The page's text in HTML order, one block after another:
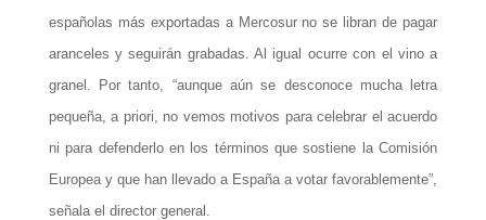
españolas más exportadas a Mercosur no se libran de pagar
aranceles y seguirán grabadas. Al igual ocurre con el vino a
granel. Por tanto, “aunque aún se desconoce mucha letra
pequeña, a priori, no vemos motivos para celebrar el acuerdo
ni para defenderlo en los términos que sostiene la Comisión
Europea y que han llevado a España a votar favorablemente”,
señala el director general.